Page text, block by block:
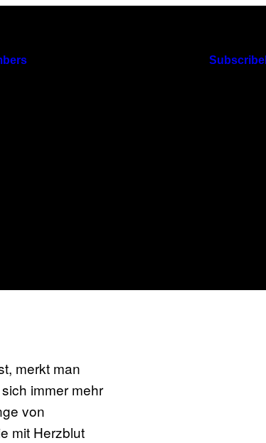
Subscribe
merkt man
immer mehr
von
mit Herzblut